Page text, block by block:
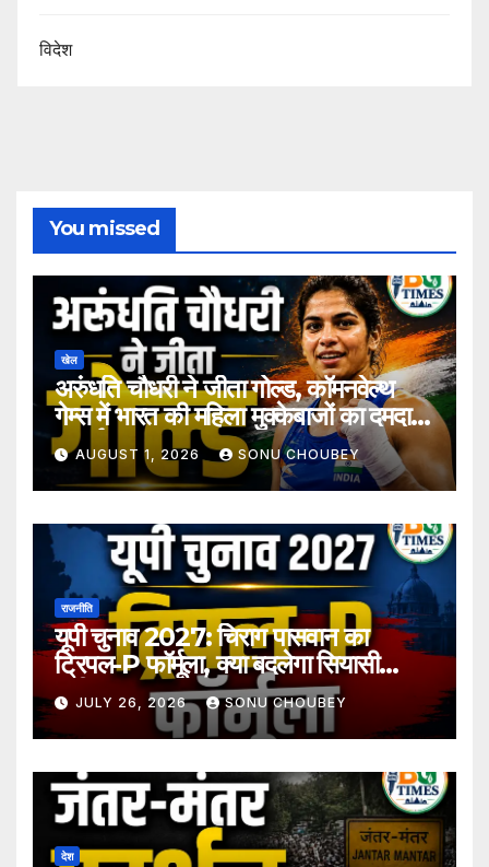
विदेश
You missed
खेल
अरुंधति चौधरी ने जीता गोल्ड, कॉमनवेल्थ
गेम्स में भारत की महिला मुक्केबाजों का दमदार
प्रदर्शन
AUGUST 1, 2026 SONU CHOUBEY
राजनीति
यूपी चुनाव 2027: चिराग पासवान का
ट्रिपल-P फॉर्मूला, क्या बदलेगा सियासी
समीकरण?
JULY 26, 2026 SONU CHOUBEY
देश